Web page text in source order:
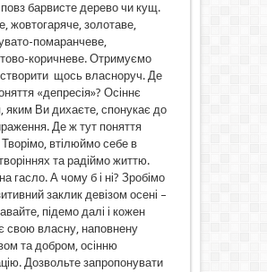
барвисте дерево чи кущ.
жовтогаряче, золотаве,
помаранчеве,
коричневе. Отримуємо
щось власноруч. Де
«депресія»? Осіннє
яким Ви дихаєте, спонукає до
Де ж тут поняття
втілюймо себе в
та радіймо життю.
гасло. А чому б і ні? Зробімо
заклик девізом осені –
підемо далі і кожен
свою власну, наповнену
та добром, осінню
Дозвольте запропонувати